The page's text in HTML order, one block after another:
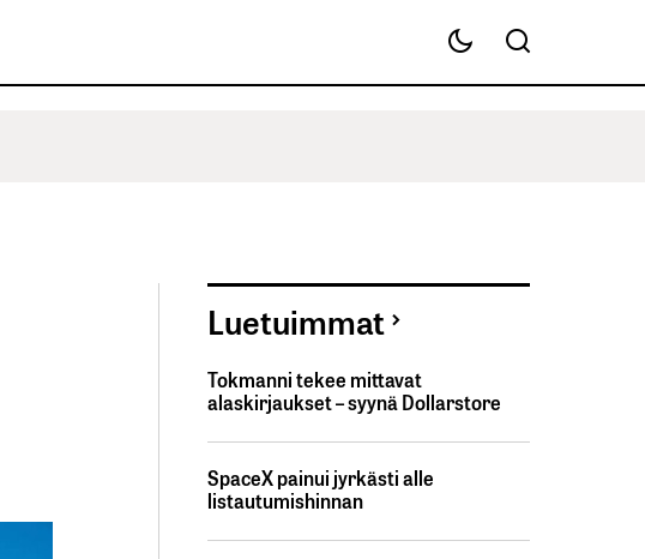
Luetuimmat
Tokmanni tekee mittavat
alaskirjaukset – syynä Dollarstore
SpaceX painui jyrkästi alle
listautumishinnan